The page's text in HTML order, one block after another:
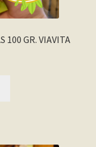
100 GR. VIAVITA